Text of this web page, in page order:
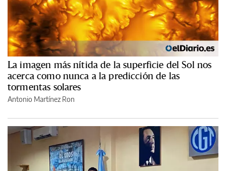
La imagen más nítida de la superficie del Sol nos
acerca como nunca a la predicción de las
tormentas solares
Antonio Martínez Ron